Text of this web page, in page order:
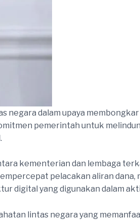
negara dalam upaya
pemerintah untuk
kementerian dan lembaga
pelacakan aliran dana,
digital yang digunakan dalam
lintas negara yang